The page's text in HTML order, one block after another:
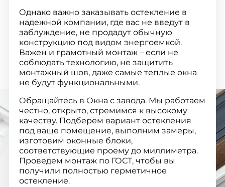
Однако важно заказывать остекление в
надежной компании, где вас не введут в
заблуждение, не продадут обычную
конструкцию под видом энергоемкой.
Важен и грамотный монтаж – если не
соблюдать технологию, не защитить
монтажный шов, даже самые теплые окна
не будут функциональными.
Обращайтесь в Окна с завода. Мы работаем
честно, открыто, стремимся к высокому
качеству. Подберем вариант остекления
под ваше помещение, выполним замеры,
изготовим оконные блоки,
соответствующие проему до миллиметра.
Проведем монтаж по ГОСТ, чтобы вы
получили полностью герметичное
остекление.